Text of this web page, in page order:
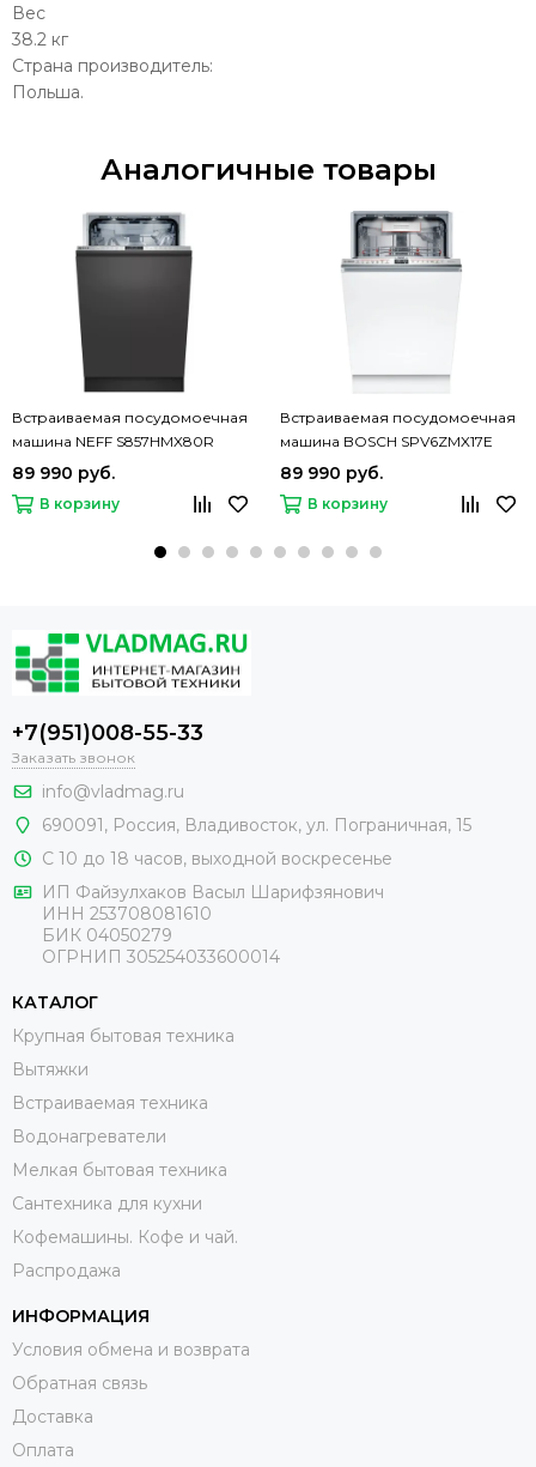
Вес
38.2 кг
Страна производитель:
Польша.
Аналогичные товары
Встраиваемая посудомоечная
машина NEFF S857HMX80R
89 990 руб.
В корзину
Встраиваемая посудомоечная
машина BOSCH SPV6ZMX17E
89 990 руб.
В корзину
+7(951)008-55-33
Заказать звонок
info@vladmag.ru
690091, Россия, Владивосток, ул. Пограничная, 15
С 10 до 18 часов, выходной воскресенье
ИП Файзулхаков Васыл Шарифзянович
ИНН 253708081610
БИК 04050279
ОГРНИП 305254033600014
КАТАЛОГ
Крупная бытовая техника
Вытяжки
Встраиваемая техника
Водонагреватели
Мелкая бытовая техника
Сантехника для кухни
Кофемашины. Кофе и чай.
Распродажа
ИНФОРМАЦИЯ
Условия обмена и возврата
Обратная связь
Доставка
Оплата